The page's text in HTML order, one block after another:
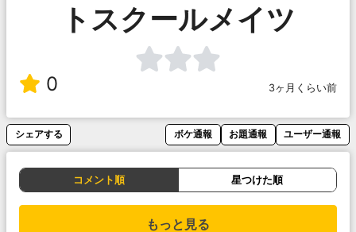
トスクールメイツ
0 3ヶ月くらい前
シェアする ボケ通報 お題通報 ユーザー通報
コメント順 星つけた順
もっと見る